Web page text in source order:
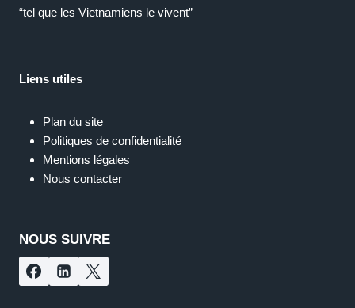
“tel que les Vietnamiens le vivent”
Liens utiles
Plan du site
Politiques de confidentialité
Mentions légales
Nous contacter
NOUS SUIVRE